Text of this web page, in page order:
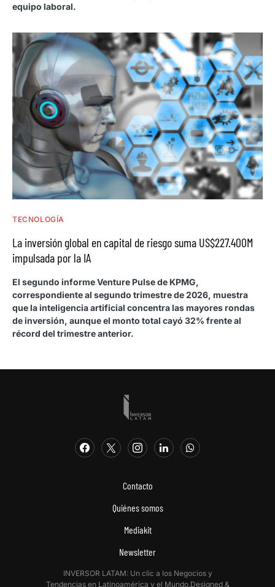
equipo laboral.
TECNOLOGÍA
La inversión global en capital de riesgo suma US$227.400M
impulsada por la IA
El segundo informe Venture Pulse de KPMG,
correspondiente al segundo trimestre de 2026, muestra
que la inteligencia artificial concentra las mayores rondas
de inversión, aunque el monto total cayó 32% frente al
récord del trimestre anterior.
Contacto
Quiénes somos
Mediakit
Newsletter
INVERSOR LATAM: Un clic a los Negocios y
Tendencias en Latinoamérica y el Mundo.Designed &